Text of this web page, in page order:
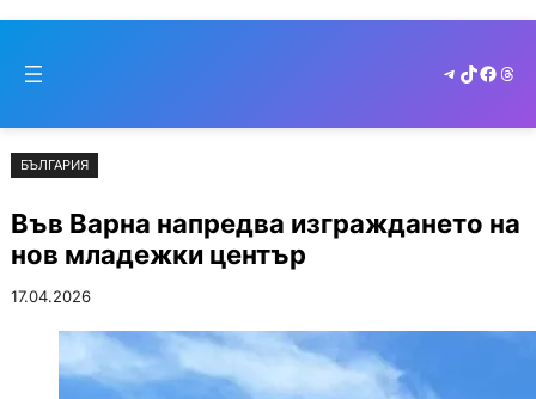
съдържанието
to
Telegram
TikTok
БЪЛГАРИЯ
Във Варна напредва изграждането на
нов младежки център
17.04.2026